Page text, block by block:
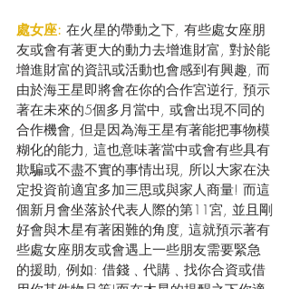
處女座: 在火星的帶動之下, 有些處女座朋
友或會有著更大的動力去增進財富, 對於能
增進財富的資訊或活動也會感到有興趣, 而
由於海王星即將會在你的合作宮逆行, 預示
著在未來的5個多月當中, 或會出現不同的
合作機會, 但是因為海王星有著能把事物模
糊化的能力, 這也意味著當中或會有些具有
欺騙或不盡不實的事情出現, 所以大家在決
定投資前適宜多加三思或與家人商量! 而這
個新月會坐落於代表人際的第11宮, 並且剛
好會與木星有著困難的角度, 這就預示著有
些處女座朋友或會遇上一些朋友需要緊急
的援助, 例如: 借錢﹑代購﹑找你合資或借